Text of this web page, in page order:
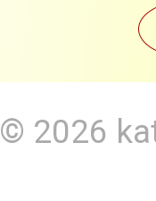
© 2026